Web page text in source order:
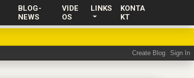
BLOG-
NEWS
VIDE
OS
LINKS
KONTA
KT